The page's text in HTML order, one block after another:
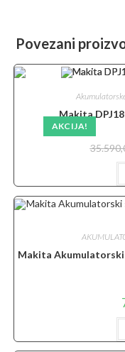
Povezani
AKCIJA!
Makita
Makita Akumulatorski